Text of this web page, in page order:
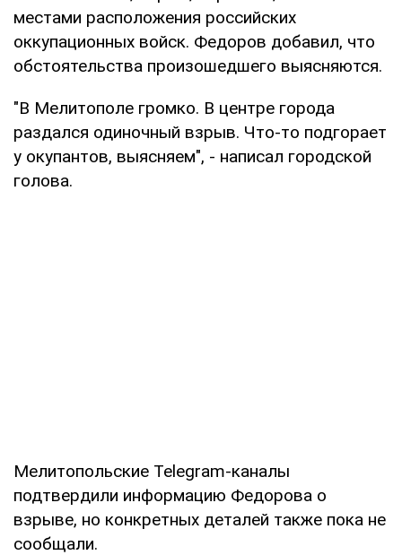
местами расположения российских
оккупационных войск. Федоров добавил, что
обстоятельства произошедшего выясняются.
"В Мелитополе громко. В центре города
раздался одиночный взрыв. Что-то подгорает
у окупантов, выясняем", - написал городской
голова.
Мелитопольские Telegram-каналы
подтвердили информацию Федорова о
взрыве, но конкретных деталей также пока не
сообщали.